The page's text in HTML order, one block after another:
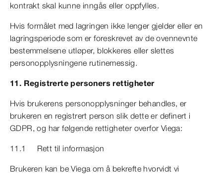
kontrakt skal kunne inngås eller oppfylles.
Hvis formålet med lagringen ikke lenger gjelder eller en
lagringsperiode som er foreskrevet av de ovennevnte
bestemmelsene utløper, blokkeres eller slettes
personopplysningene rutinemessig.
11. Registrerte personers rettigheter
Hvis brukerens personopplysninger behandles, er
brukeren en registrert person slik dette er definert i
GDPR, og har følgende rettigheter overfor Viega:
11.1 Rett til informasjon
Brukeren kan be Viega om å bekrefte hvorvidt vi